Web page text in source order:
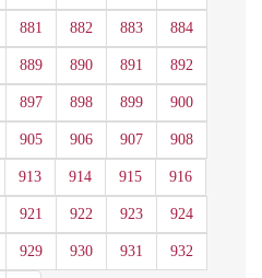
881 882 883 884
889 890 891 892
897 898 899 900
905 906 907 908
913 914 915 916
921 922 923 924
929 930 931 932